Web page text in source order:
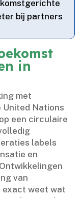
bij partners
in
met
Nations
een circulaire
labels
en
van
exact weet wat